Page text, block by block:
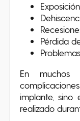
Pérdida
En
implante, sino
realizado